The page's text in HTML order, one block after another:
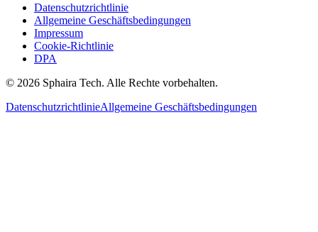
Datenschutzrichtlinie
Allgemeine Geschäftsbedingungen
Impressum
Cookie-Richtlinie
DPA
© 2026 Sphaira Tech. Alle Rechte vorbehalten.
DatenschutzrichtlinieAllgemeine Geschäftsbedingungen